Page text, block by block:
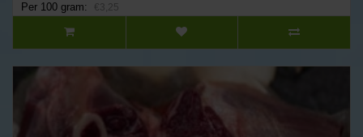
Per 100 gram: €3,25